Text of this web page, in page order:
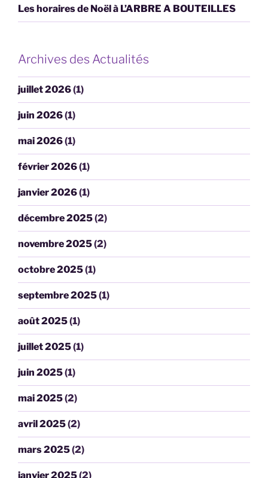
Les horaires de Noël à L’ARBRE A BOUTEILLES
Archives des Actualités
juillet 2026(1)
juin 2026(1)
mai 2026(1)
février 2026(1)
janvier 2026(1)
décembre 2025(2)
novembre 2025(2)
octobre 2025(1)
septembre 2025(1)
août 2025(1)
juillet 2025(1)
juin 2025(1)
mai 2025(2)
avril 2025(2)
mars 2025(2)
janvier 2025(2)